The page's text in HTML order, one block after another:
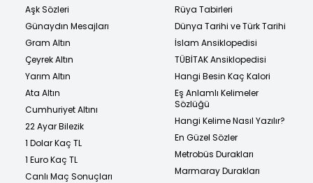
Aşk Sözleri
Günaydın Mesajları
Gram Altın
Çeyrek Altın
Yarım Altın
Ata Altın
Cumhuriyet Altını
22 Ayar Bilezik
1 Dolar Kaç TL
1 Euro Kaç TL
Canlı Maç Sonuçları
Rüya Tabirleri
Dünya Tarihi ve Türk Tarihi
İslam Ansiklopedisi
TÜBİTAK Ansiklopedisi
Hangi Besin Kaç Kalori
Eş Anlamlı Kelimeler
Sözlüğü
Hangi Kelime Nasıl Yazılır?
En Güzel Sözler
Metrobüs Durakları
Marmaray Durakları